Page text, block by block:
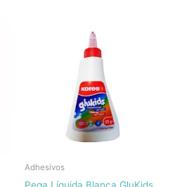
Adhesivos
Pega Líquida Blanca GluKids